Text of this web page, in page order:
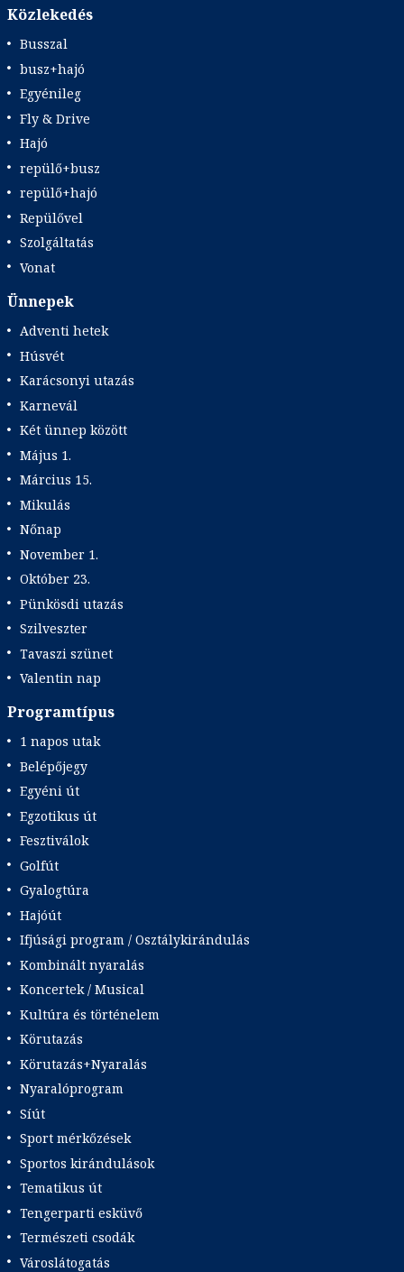
Közlekedés
Busszal
busz+hajó
Egyénileg
Fly & Drive
Hajó
repülő+busz
repülő+hajó
Repülővel
Szolgáltatás
Vonat
Ünnepek
Adventi hetek
Húsvét
Karácsonyi utazás
Karnevál
Két ünnep között
Május 1.
Március 15.
Mikulás
Nőnap
November 1.
Október 23.
Pünkösdi utazás
Szilveszter
Tavaszi szünet
Valentin nap
Programtípus
1 napos utak
Belépőjegy
Egyéni út
Egzotikus út
Fesztiválok
Golfút
Gyalogtúra
Hajóút
Ifjúsági program / Osztálykirándulás
Kombinált nyaralás
Koncertek / Musical
Kultúra és történelem
Körutazás
Körutazás+Nyaralás
Nyaralóprogram
Síút
Sport mérkőzések
Sportos kirándulások
Tematikus út
Tengerparti esküvő
Természeti csodák
Városlátogatás